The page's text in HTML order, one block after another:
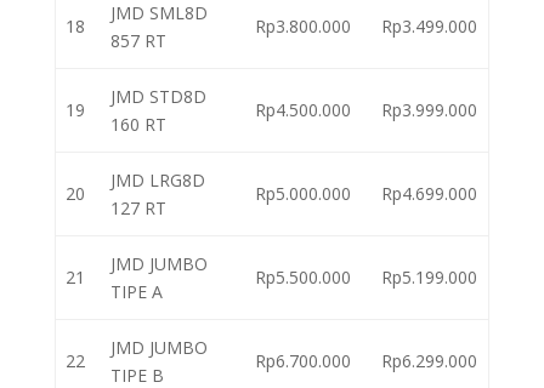
18
JMD SML8D
857 RT
Rp3.800.000 Rp3.499.000
19
JMD STD8D
160 RT
Rp4.500.000 Rp3.999.000
20
JMD LRG8D
127 RT
Rp5.000.000 Rp4.699.000
21
JMD JUMBO
TIPE A
Rp5.500.000 Rp5.199.000
22
JMD JUMBO
TIPE B
Rp6.700.000 Rp6.299.000